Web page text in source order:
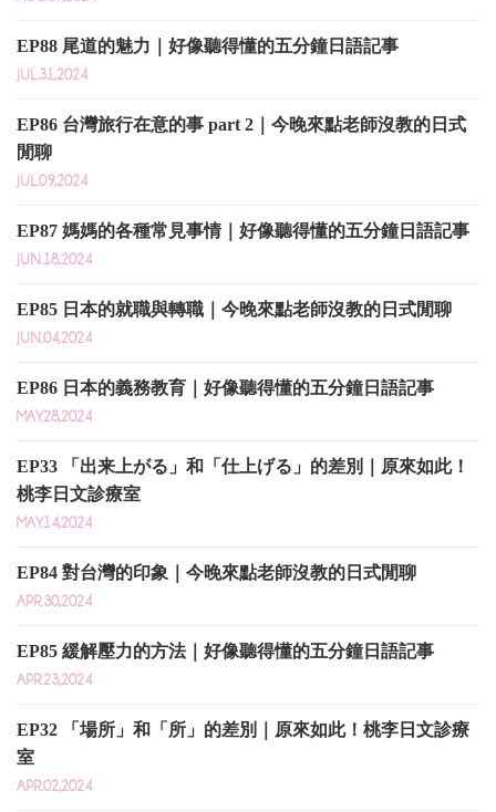
EP88 尾道的魅力｜好像聽得懂的五分鐘日語記事
JUL.31,2024
EP86 台灣旅行在意的事 part 2｜今晚來點老師沒教的日式
閒聊
JUL.09,2024
EP87 媽媽的各種常見事情｜好像聽得懂的五分鐘日語記事
JUN.18,2024
EP85 日本的就職與轉職｜今晚來點老師沒教的日式閒聊
JUN.04,2024
EP86 日本的義務教育｜好像聽得懂的五分鐘日語記事
MAY.28,2024
EP33 「出来上がる」和「仕上げる」的差別｜原來如此！
桃李日文診療室
MAY.14,2024
EP84 對台灣的印象｜今晚來點老師沒教的日式閒聊
APR.30,2024
EP85 緩解壓力的方法｜好像聽得懂的五分鐘日語記事
APR.23,2024
EP32 「場所」和「所」的差別｜原來如此！桃李日文診療
室
APR.02,2024